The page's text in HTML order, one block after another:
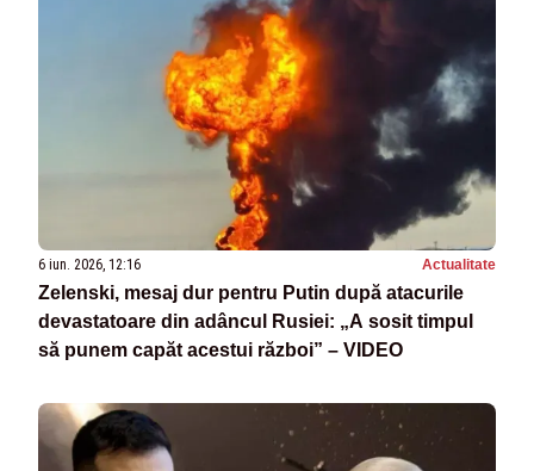
6 iun. 2026, 12:16 Actualitate
Zelenski, mesaj dur pentru Putin după atacurile
devastatoare din adâncul Rusiei: „A sosit timpul
să punem capăt acestui război” – VIDEO